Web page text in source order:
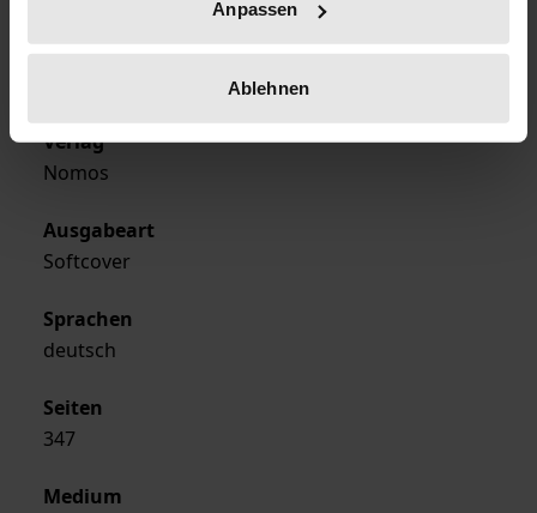
Anpassen
Ablehnen
Erscheinungsjahr
Verlag
Nomos
Ausgabeart
Softcover
Sprachen
deutsch
Seiten
347
Medium